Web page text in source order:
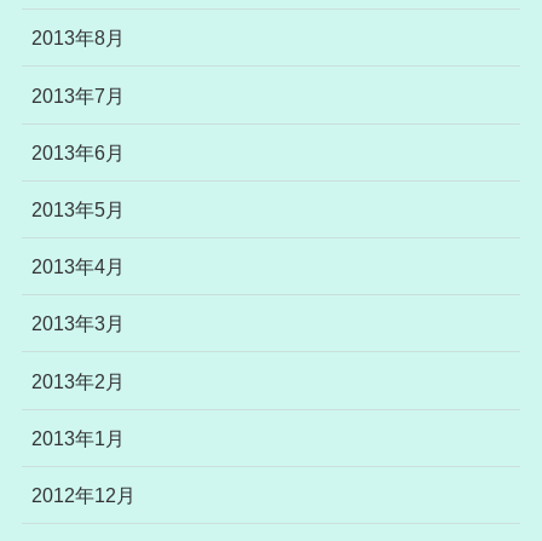
2013年8月
2013年7月
2013年6月
2013年5月
2013年4月
2013年3月
2013年2月
2013年1月
2012年12月